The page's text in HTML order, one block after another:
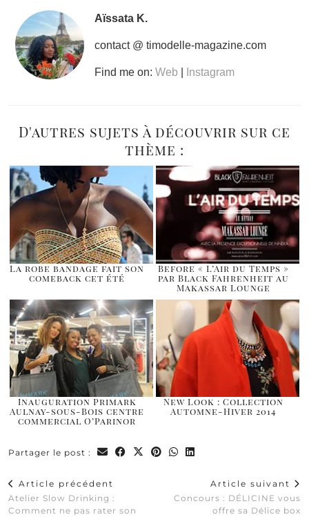
Aïssata K.
contact @ timodelle-magazine.com
Find me on: Web Instagram
D'autres sujets à découvrir sur ce
thème :
La robe bandage fait son
comeback cet été
Before « L’Air du Temps »
par Black Fahrenheit au
Makassar Lounge
Inauguration Primark
Aulnay-sous-Bois centre
commercial O’Parinor
New Look : Collection
Automne-Hiver 2014
Partager le post :
Article précédent
Atelier Slow Drinking :
Comment ne pas rater son
Article suivant
Concours : DÉLICINE vous
offre sa Délice box